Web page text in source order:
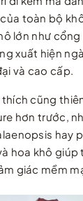
toàn bộ
lớn như
xuất hiện
và cao cấp.
cũng
hơn trước,
hay
hoa khô
giác mềm